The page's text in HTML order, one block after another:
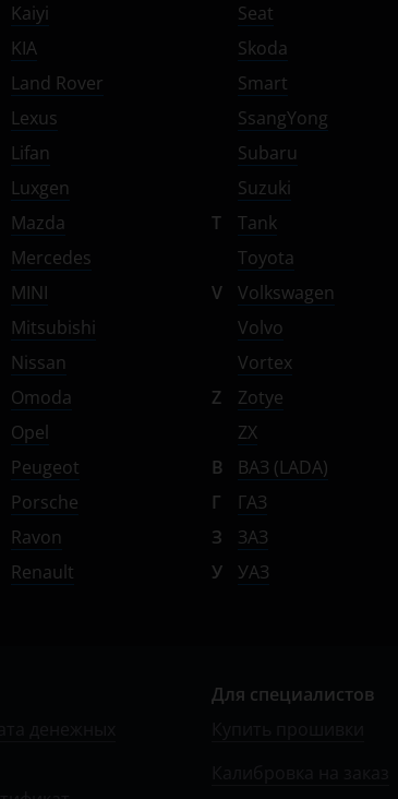
Kaiyi
KIA
Land Rover
Lexus
Lifan
Luxgen
Mazda
Mercedes
MINI
Mitsubishi
Nissan
Omoda
Opel
Peugeot
Porsche
Ravon
Renault
Seat
Skoda
Smart
SsangYong
Subaru
Suzuki
T
Tank
Toyota
V
Volkswagen
Volvo
Vortex
Z
Zotye
ZX
В
ВАЗ (LADA)
Г
ГАЗ
З
ЗАЗ
У
УАЗ
Для специалистов